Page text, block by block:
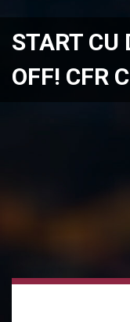
START CU
OFF! CFR